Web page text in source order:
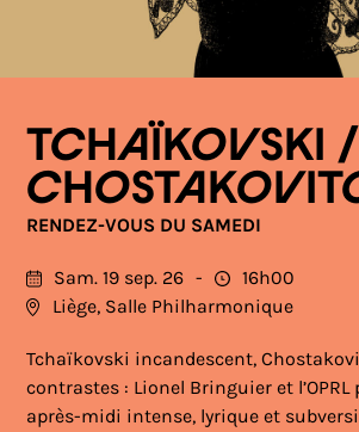
NOUS SOUTENIR
TCHAÏKOVSKI /
RENDEZ-VOUS DU SAMEDI
Sam. 19 sep. 26
16h00
Liège, Salle Philharmonique
Tchaïkovski incandescent,
contrastes : Lionel Bringuier et
après-midi intense, lyrique et